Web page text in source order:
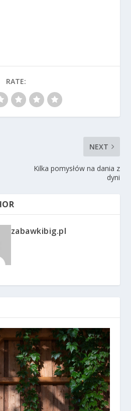
RATE:
NEXT
Kilka pomysłów na dania z
dyni
zabawkibig.pl